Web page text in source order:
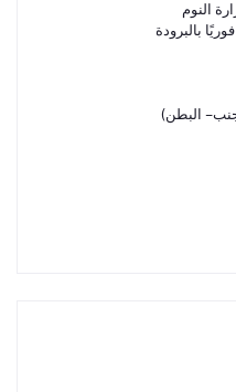
النوم
بالبرودة
– البطن)